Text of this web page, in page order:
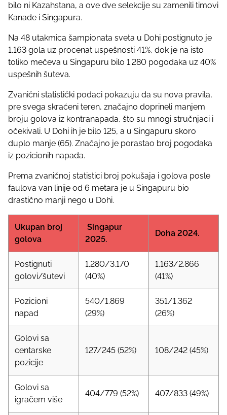
bilo ni Kazahstana, a ove dve selekcije su zamenili timovi
Kanade i Singapura.
Na 48 utakmica šampionata sveta u Dohi postignuto je
1.163 gola uz procenat uspešnosti 41%, dok je na isto
toliko mečeva u Singapuru bilo 1.280 pogodaka uz 40%
uspešnih šuteva.
Zvanični statistički podaci pokazuju da su nova pravila,
pre svega skraćeni teren, značajno doprineli manjem
broju golova iz kontranapada, što su mnogi stručnjaci i
očekivali. U Dohi ih je bilo 125, a u Singapuru skoro
duplo manje (65). Značajno je porastao broj pogodaka
iz pozicionih napada.
Prema zvaničnoj statistici broj pokušaja i golova posle
faulova van linije od 6 metara je u Singapuru bio
drastično manji nego u Dohi.
Ukupan broj
golova
Singapur
2025.
Doha 2024.
Postignuti
golovi/šutevi
1.280/3.170
(40%)
1.163/2.866
(41%)
Pozicioni
napad
540/1.869
(29%)
351/1.362
(26%)
Golovi sa
centarske
pozicije
127/245 (52%) 108/242 (45%)
Golovi sa
igračem više
404/779 (52%) 407/833 (49%)